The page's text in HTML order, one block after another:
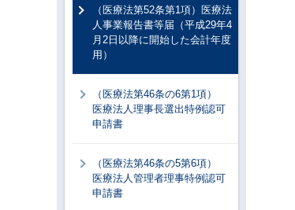
（医療法第52条第1項）医療法
人事業報告書等届（平成29年4
月2日以降に開始した会計年度
用）
（医療法第46条の6第1項）
医療法人理事長選出特例認可
申請書
（医療法第46条の5第6項）
医療法人管理者理事特例認可
申請書